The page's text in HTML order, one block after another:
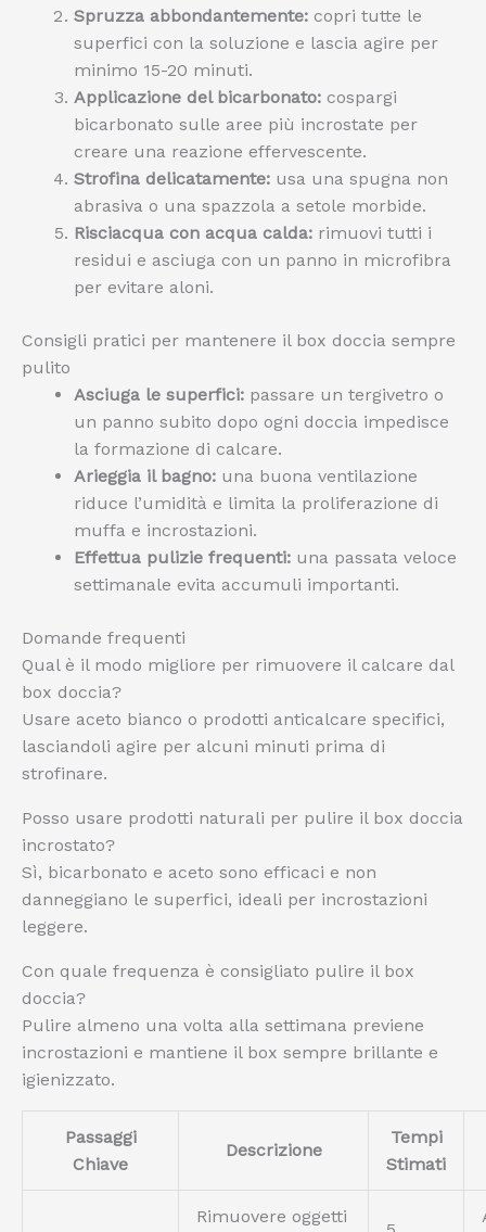
Spruzza abbondantemente: copri tutte le
superfici con la soluzione e lascia agire per
minimo 15-20 minuti.
Applicazione del bicarbonato: cospargi
bicarbonato sulle aree più incrostate per
creare una reazione effervescente.
Strofina delicatamente: usa una spugna non
abrasiva o una spazzola a setole morbide.
Risciacqua con acqua calda: rimuovi tutti i
residui e asciuga con un panno in microfibra
per evitare aloni.
Consigli pratici per mantenere il box doccia sempre
pulito
Asciuga le superfici: passare un tergivetro o
un panno subito dopo ogni doccia impedisce
la formazione di calcare.
Arieggia il bagno: una buona ventilazione
riduce l’umidità e limita la proliferazione di
muffa e incrostazioni.
Effettua pulizie frequenti: una passata veloce
settimanale evita accumuli importanti.
Domande frequenti
Qual è il modo migliore per rimuovere il calcare dal
box doccia?
Usare aceto bianco o prodotti anticalcare specifici,
lasciandoli agire per alcuni minuti prima di
strofinare.
Posso usare prodotti naturali per pulire il box doccia
incrostato?
Sì, bicarbonato e aceto sono efficaci e non
danneggiano le superfici, ideali per incrostazioni
leggere.
Con quale frequenza è consigliato pulire il box
doccia?
Pulire almeno una volta alla settimana previene
incrostazioni e mantiene il box sempre brillante e
igienizzato.
Passaggi
Chiave
Descrizione
Tempi
Stimati
Rimuovere oggetti